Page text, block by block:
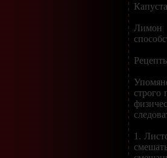
Лимон
строго
1.